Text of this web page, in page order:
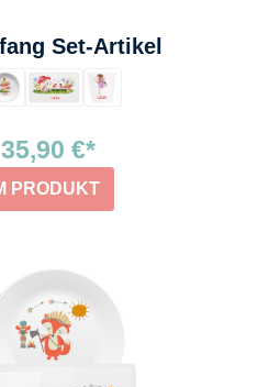
Set-Artikel
35,90 €*
PRODUKT